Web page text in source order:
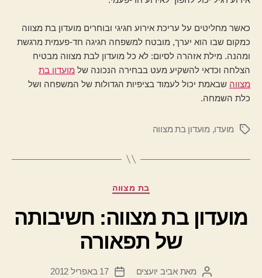
כאשר מחליטים על עריכת אירוע חגיגי ובוחרים מועדון בת מצווה
כמקום שבו הוא יערך, מובטח למשפחה חגיגה חד-פעמית מרגשת
ומהנה. מילת אזהרה לסיום: לא כל מועדון לבת מצווה מבטיח
הצלחה וכדאי להשקיע מעט בבחירה הנכונה של מועדון בת
מצווה שבאמת יכול לעמוד בציפיות הגדולות של המשפחה ושל
כלת השמחה.
תגיותמועדו, מועדון בת מצווה
קטגוריות
בת מצווה
מועדון בת מצווה: חשיבותה
של תפאורה
המחבר
מאתאביב יועצים
תאריך
17 באפריל 2012